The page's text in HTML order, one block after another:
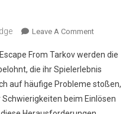
Leave A CommentOn
From
Tarkov
Wipe-
Event
Preise:
From Tarkov werden die
die ihr Spielerlebnis
auf häufige Probleme stoßen,
beim Einlösen